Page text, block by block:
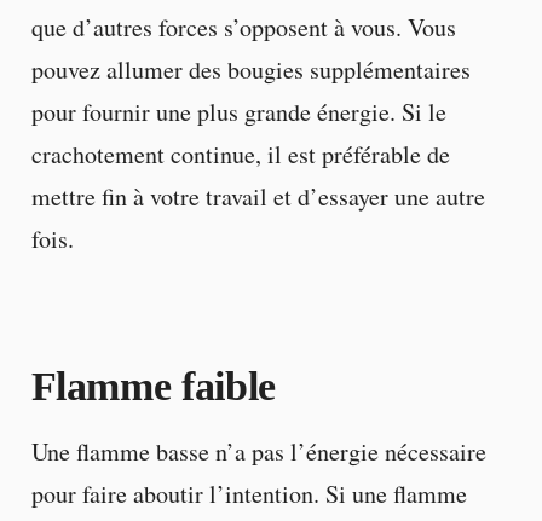
que d’autres forces s’opposent à vous. Vous
pouvez allumer des bougies supplémentaires
pour fournir une plus grande énergie. Si le
crachotement continue, il est préférable de
mettre fin à votre travail et d’essayer une autre
fois.
Flamme faible
Une flamme basse n’a pas l’énergie nécessaire
pour faire aboutir l’intention. Si une flamme